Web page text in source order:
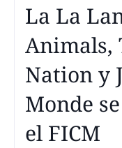
La La
Animals,
Nation y
Monde
el FICM